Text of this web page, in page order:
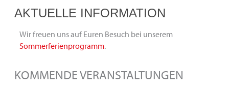
AKTUELLE INFORMATION
Wir freuen uns auf Euren Besuch bei unserem
Sommerferienprogramm.
KOMMENDE VERANSTALTUNGEN